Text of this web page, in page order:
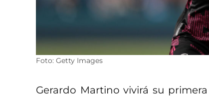
Foto: Getty Images
Gerardo Martino vivirá su